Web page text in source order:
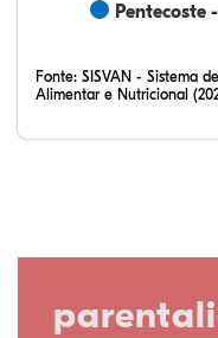
Pentecoste
Fonte: SISVAN - Sistema
Alimentar e Nutricional